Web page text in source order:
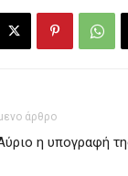
άρθρο
η υπογραφή